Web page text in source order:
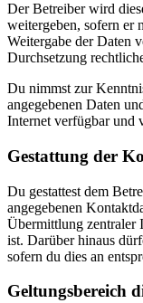
Der Betreiber wird
weitergeben, sofern er
Weitergabe der Daten
Durchsetzung
Du nimmst zur
angegebenen Daten
Internet verfügbar und
Gestattung der
Du gestattest dem
angegebenen
Übermittlung zentraler
ist. Darüber hinaus
sofern du dies an
Geltungsbereich